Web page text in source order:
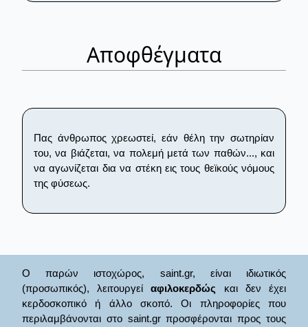
Αποφθέγματα
Πας άνθρωπος χρεωστεί, εάν θέλη την σωτηρίαν
του, να βιάζεται, να πολεμή μετά των παθών..., και
να αγωνίζεται δια να στέκη εις τους θεϊκούς νόμους
της φύσεως.
Ο παρών ιστοχώρος, saint.gr, είναι ιδιωτικός
(προσωπικός), λειτουργείαφιλοκερδώς και δεν έχει
κερδοσκοπικό ή άλλο σκοπό. Οι πληροφορίες που
περιλαμβάνονται στο saint.gr προσφέρονται προς τους